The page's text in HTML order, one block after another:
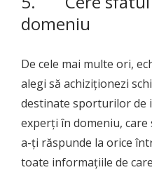
domeniu
De cele mai multe ori,
alegi să achiziționezi
destinate sporturilor de
experți în domeniu,
a-ți răspunde la orice
toate informațiile de